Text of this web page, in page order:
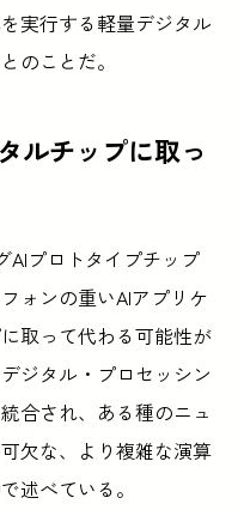
実行する軽量デジタル
のことだ。
ルチップに取っ
AIプロトタイプチップ
ォンの重いAIアプリケ
取って代わる可能性が
ジタル・プロセッシン
合され、ある種のニュ
欠な、より複雑な演算
述べている。